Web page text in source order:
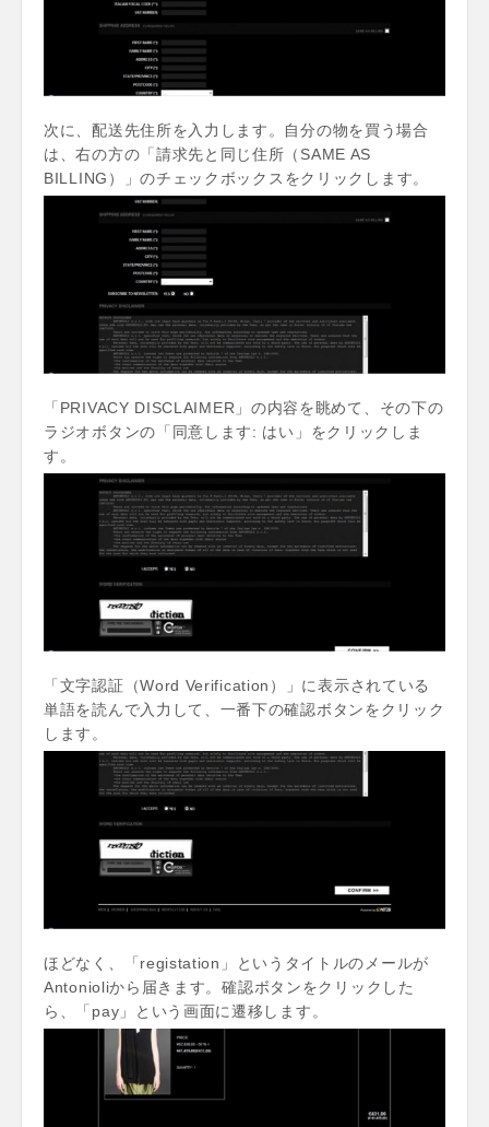
次に、配送先住所を入力します。自分の物を買う場合
は、右の方の「請求先と同じ住所（SAME AS
BILLING）」のチェックボックスをクリックします。
「PRIVACY DISCLAIMER」の内容を眺めて、その下の
ラジオボタンの「同意します: はい」をクリックしま
す。
「文字認証（Word Verification）」に表示されている
単語を読んで入力して、一番下の確認ボタンをクリック
します。
ほどなく、「registation」というタイトルのメールが
Antonioliから届きます。確認ボタンをクリックした
ら、「pay」という画面に遷移します。